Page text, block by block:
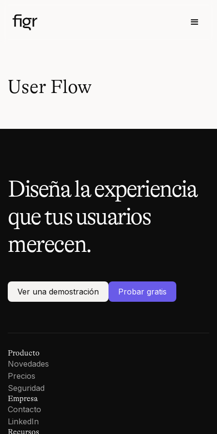
User Flow
Diseña la experiencia
que tus usuarios
merecen.
Ver una demostración Probar gratis
Producto
Novedades
Precios
Seguridad
Empresa
Contacto
LinkedIn
Recursos